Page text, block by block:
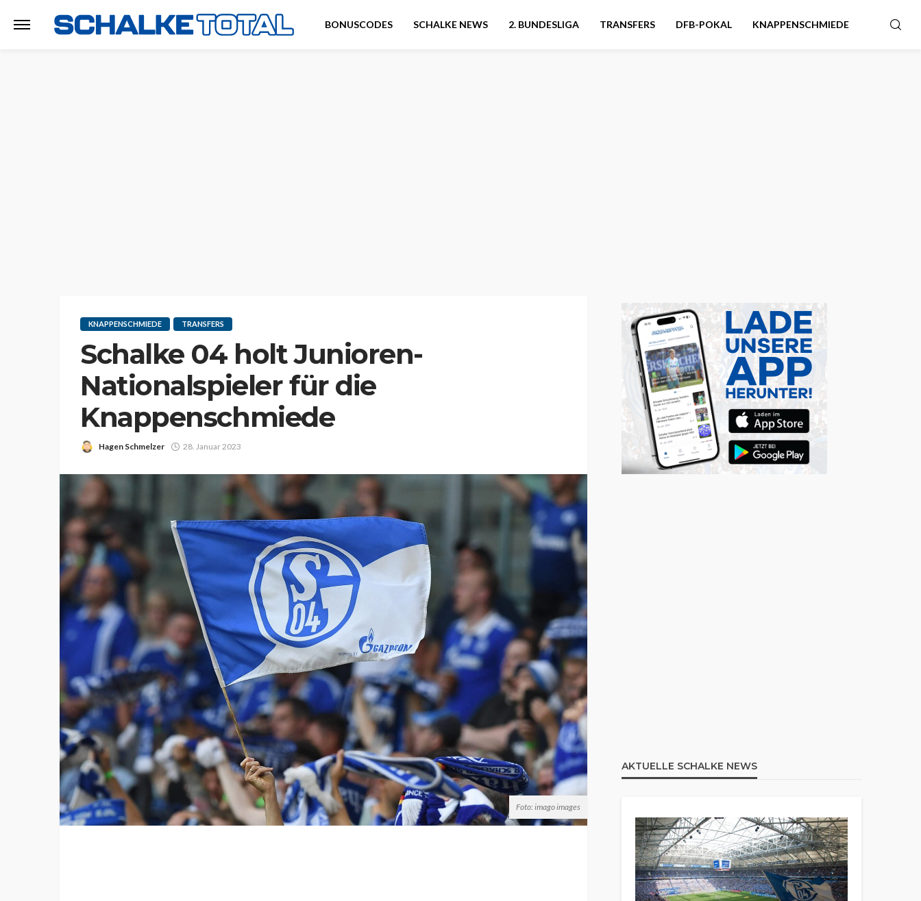
BONUSCODES SCHALKE NEWS 2. BUNDESLIGA TRANSFERS DFB-POKAL KNAPPENSCHMIEDE
KNAPPENSCHMIEDE TRANSFERS
Schalke 04 holt Junioren-
Nationalspieler für die
Knappenschmiede
Hagen Schmelzer 28. Januar 2023
Foto: imago images
AKTUELLE SCHALKE NEWS